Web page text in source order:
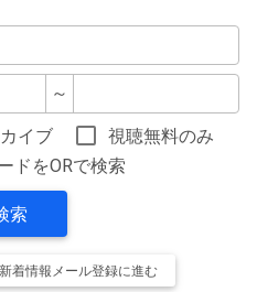
～
イブ
視聴無料のみ
ドをORで検索
索
着情報メール登録に進む